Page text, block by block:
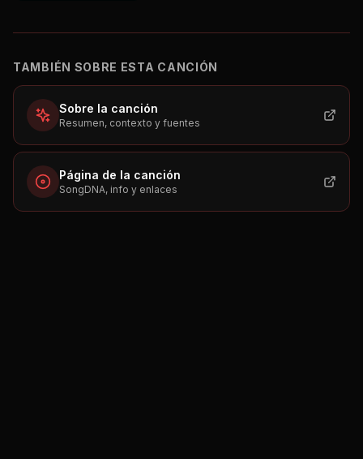
TAMBIÉN SOBRE ESTA CANCIÓN
Sobre la canción
Resumen, contexto y fuentes
Página de la canción
SongDNA, info y enlaces